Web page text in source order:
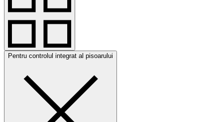
Pentru controlul integrat al pisoarului